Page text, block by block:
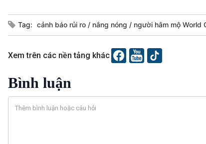
Tag: cảnh báo rủi ro nắng nóng người hâm mộ World
Xem trên các nền tảng khác
Bình luận